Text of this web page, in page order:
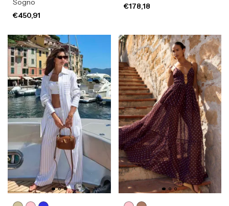
Sogno
€450,91
€178,18